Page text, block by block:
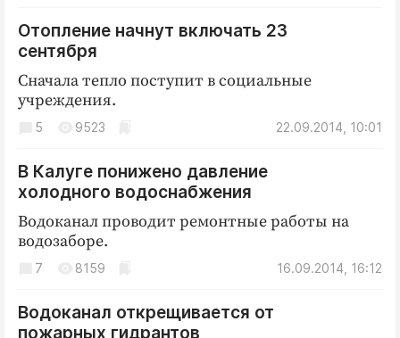
Отопление начнут включать 23
сентября
Сначала тепло поступит в социальные
учреждения.
22.09.2014, 10:01
5 9523
В Калуге понижено давление
холодного водоснабжения
Водоканал проводит ремонтные работы на
водозаборе.
16.09.2014, 16:12
7 8159
Водоканал открещивается от
пожарных гидрантов